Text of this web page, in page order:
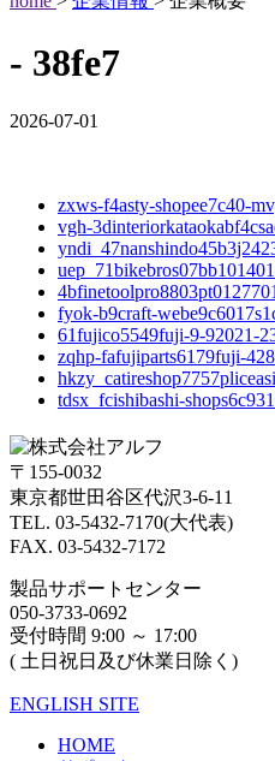
- 38fe7
2026-07-01
zxws-f4asty-shopee7c40-
vgh-
fyok-b9craft-
61fujico5549fuji-9-92021-
zqhp-fafujiparts6179fuji-
tdsx_fcishibashi-
〒155-0032
東京都世田谷区代沢3-6-11
TEL. 03-5432-7170(大代表)
FAX. 03-5432-7172
製品サポートセンター
050-3733-0692
受付時間 9:00 ～ 17:00
( 土日祝日及び休業日除く)
ENGLISH SITE
HOME